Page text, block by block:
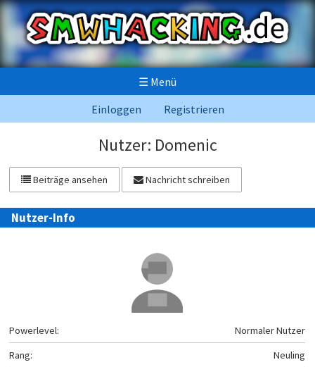
☰ Menü
Einloggen
Registrieren
Nutzer: Domenic
Beiträge ansehen Nachricht schreiben
Nutzer-Info
Powerlevel:
Normaler Nutzer
Rang:
Neuling